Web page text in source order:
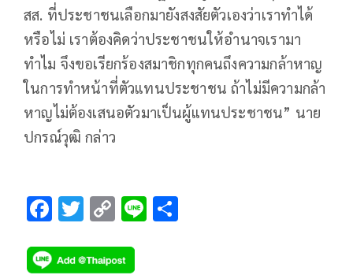
สส. ที่ประชาชนเลือกมายังสงสัยตัวเองว่าเราทำได้
หรือไม่ เราต้องคิดว่าประชาชนให้อำนาจเรามา
ทำไม จึงขอเรียกร้องสมาชิกทุกคนถึงความกล้าหาญ
ในการทำหน้าที่ตัวแทนประชาชน ถ้าไม่มีความกล้า
หาญไม่ต้องเสนอตัวมาเป็นผู้แทนประชาชน” นาย
ปกรณ์วุฒิ กล่าว
F
e
T
tt
C
p
Li